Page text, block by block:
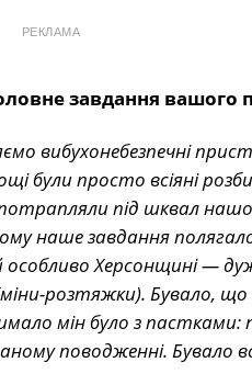
РЕКЛАМА
завдання вашого
вибухонебезпечні
були просто всіяні
під шквал
наше завдання
особливо Херсонщині —
розтяжки). Бувало, що
мін було з пастками:
поводженні.